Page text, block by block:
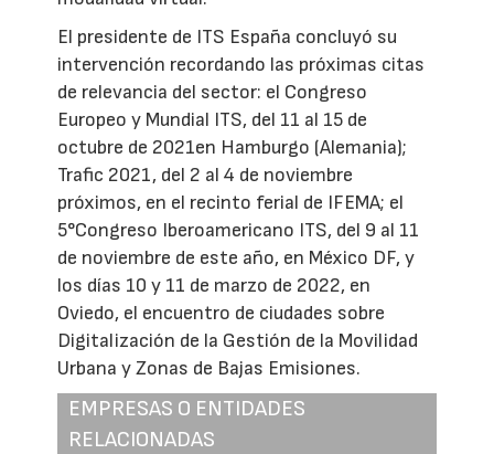
El presidente de ITS España concluyó su
intervención recordando las próximas citas
de relevancia del sector: el Congreso
Europeo y Mundial ITS, del 11 al 15 de
octubre de 2021en Hamburgo (Alemania);
Trafic 2021, del 2 al 4 de noviembre
próximos, en el recinto ferial de IFEMA; el
5°Congreso Iberoamericano ITS, del 9 al 11
de noviembre de este año, en México DF, y
los días 10 y 11 de marzo de 2022, en
Oviedo, el encuentro de ciudades sobre
Digitalización de la Gestión de la Movilidad
Urbana y Zonas de Bajas Emisiones.
EMPRESAS O ENTIDADES
RELACIONADAS